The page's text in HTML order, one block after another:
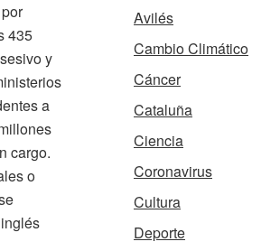
435
y
a
cargo.
o
Avilés
Cambio Climático
Cáncer
Cataluña
Ciencia
Coronavirus
Cultura
Deporte